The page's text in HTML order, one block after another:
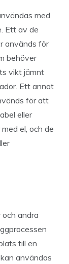
med
Ett av de
används för
behöver
vikt jämnt
Ett annat
för att
eller
el, och de
andra
till en
användas